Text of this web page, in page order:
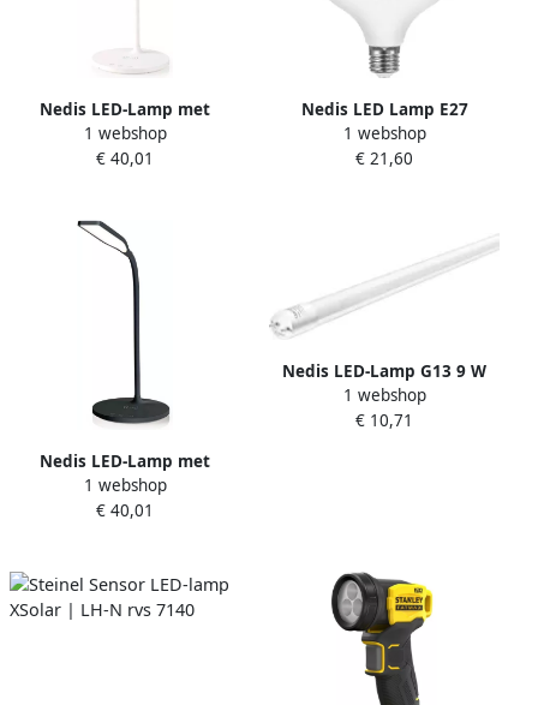
Nedis LED-Lamp met
Draadloze Lader | Dimmer
Op Product | LED | 15 W |
2700 6500 K
1 webshop
€ 40,01
Nedis LED Lamp E27
Harmony 80 20 W (120 W )
2100 lm 3000 K HR80G120-
1 webshop
€ 21,60
Nedis LED-Lamp met
Draadloze Lader | Dimmer
Op Product | LED Qi | 15 W
2700 6500 K
1 webshop
€ 40,01
Nedis LED-Lamp G13 9 W
1000 lm 4000 K FVT8-096040
1 webshop
€ 10,71